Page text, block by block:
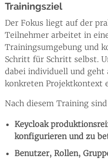
Trainingsziel
Der Fokus liegt auf der
Teilnehmer arbeitet in
Trainingsumgebung und
Schritt für Schritt selbst.
dabei individuell und geht
konkreten Projektkontext
Nach diesem Training
Keycloak
konfigurieren und zu
Benutzer, Rollen,